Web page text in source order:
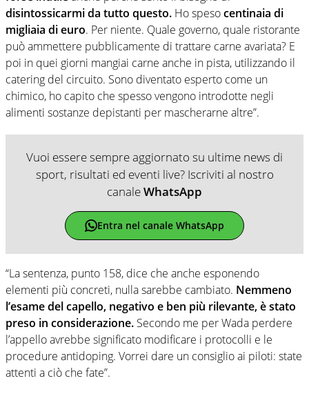
disintossicarmi da tutto questo. Ho spesocentinaia di
migliaia di euro. Per niente. Quale governo, quale ristorante
può ammettere pubblicamente di trattare carne avariata? E
poi in quei giorni mangiai carne anche in pista, utilizzando il
catering del circuito. Sono diventato esperto come un
chimico, ho capito che spesso vengono introdotte negli
alimenti sostanze depistanti per mascherarne altre”.
Vuoi essere sempre aggiornato su ultime news di
sport, risultati ed eventi live? Iscriviti al nostro
canaleWhatsApp
Entra nel canale WhatsApp
“La sentenza, punto 158, dice che anche esponendo
elementi più concreti, nulla sarebbe cambiato. Nemmeno
l’esame del capello, negativo e ben più rilevante, è stato
preso in considerazione. Secondo me per Wada perdere
l’appello avrebbe significato modificare i protocolli e le
procedure antidoping. Vorrei dare un consiglio ai piloti: state
attenti a ciò che fate”.